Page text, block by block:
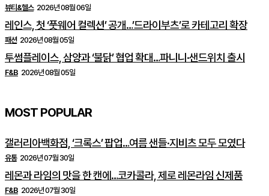
뷰티&헬스 2026년 08월 06일
레인스, 첫 ‘풋웨어 컬렉션’ 공개…’드라이부츠’로 카테고리 확장
패션 2026년 08월 05일
투썸플레이스, 삼양과 ‘불닭’ 협업 확대…파니니·샌드위치 출시
F&B 2026년 08월 05일
MOST POPULAR
갤러리아백화점, ‘크록스’ 팝업…여름 샌들·지비츠 모두 모였다
유통 2026년 07월 30일
레몬과 라임의 맛을 한 캔에…코카콜라, 제로 레몬라임 신제품
F&B 2026년 07월 30일